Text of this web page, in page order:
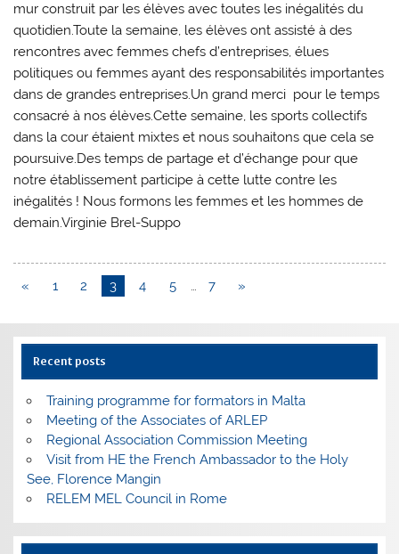
mur construit par les élèves avec toutes les inégalités du
quotidien.Toute la semaine, les élèves ont assisté à des
rencontres avec femmes chefs d’entreprises, élues
politiques ou femmes ayant des responsabilités importantes
dans de grandes entreprises.Un grand merci pour le temps
consacré à nos élèves.Cette semaine, les sports collectifs
dans la cour étaient mixtes et nous souhaitons que cela se
poursuive.Des temps de partage et d’échange pour que
notre établissement participe à cette lutte contre les
inégalités ! Nous formons les femmes et les hommes de
demain.Virginie Brel-Suppo
« 1 2 3 4 5 … 7 »
Recent posts
Training programme for formators in Malta
Meeting of the Associates of ARLEP
Regional Association Commission Meeting
Visit from HE the French Ambassador to the Holy
See, Florence Mangin
RELEM MEL Council in Rome